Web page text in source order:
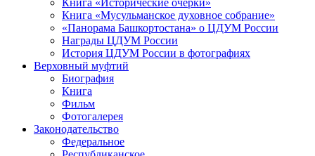
Книга «Исторические очерки»
Книга «Мусульманское духовное собрание»
«Панорама Башкортостана» о ЦДУМ России
Награды ЦДУМ России
История ЦДУМ России в фотографиях
Верховный муфтий
Биография
Книга
Фильм
Фотогалерея
Законодательство
Федеральное